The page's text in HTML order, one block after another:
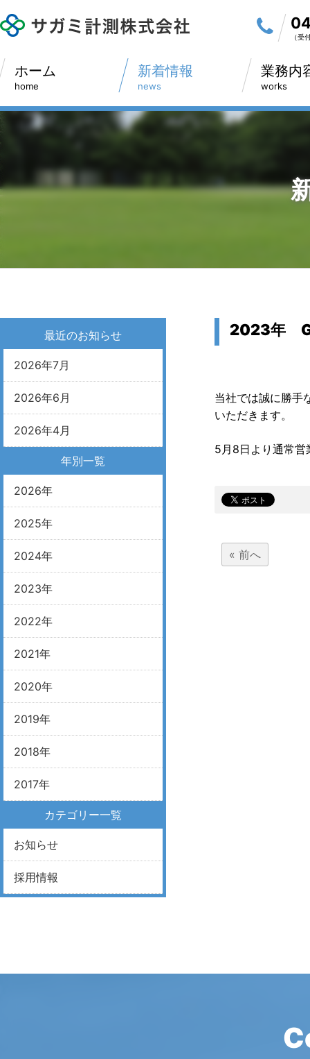
（受
ホーム
home
新着情報
news
業務内
works
2023年
当社では誠に勝手
いただきます。
5月8日より通常営
« 前へ
最近のお知らせ
2026年7月
2026年6月
2026年4月
年別一覧
2026年
2025年
2024年
2023年
2022年
2021年
2020年
2019年
2018年
2017年
カテゴリー一覧
お知らせ
採用情報